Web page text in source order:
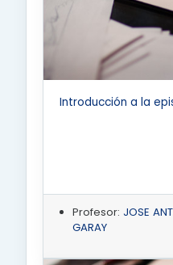
Introducción a la
Profesor: JOSE
GARAY